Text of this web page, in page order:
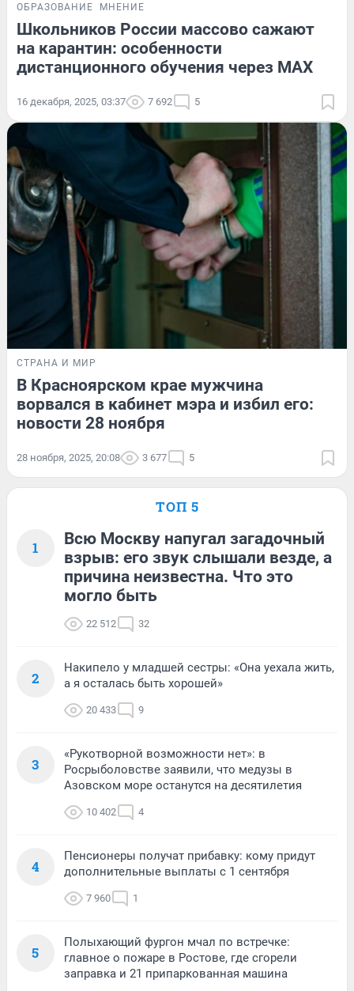
ОБРАЗОВАНИЕ МНЕНИЕ
Школьников России массово сажают
на карантин: особенности
дистанционного обучения через МАХ
16 декабря, 2025, 03:37 7 692 5
СТРАНА И МИР
В Красноярском крае мужчина
ворвался в кабинет мэра и избил его:
новости 28 ноября
28 ноября, 2025, 20:08 3 677 5
ТОП 5
1
Всю Москву напугал загадочный
взрыв: его звук слышали везде, а
причина неизвестна. Что это
могло быть
22 512 32
2
Накипело у младшей сестры: «Она уехала жить,
а я осталась быть хорошей»
20 433 9
3
«Рукотворной возможности нет»: в
Росрыболовстве заявили, что медузы в
Азовском море останутся на десятилетия
10 402 4
4
Пенсионеры получат прибавку: кому придут
дополнительные выплаты с 1 сентября
7 960 1
5
Полыхающий фургон мчал по встречке:
главное о пожаре в Ростове, где сгорели
заправка и 21 припаркованная машина